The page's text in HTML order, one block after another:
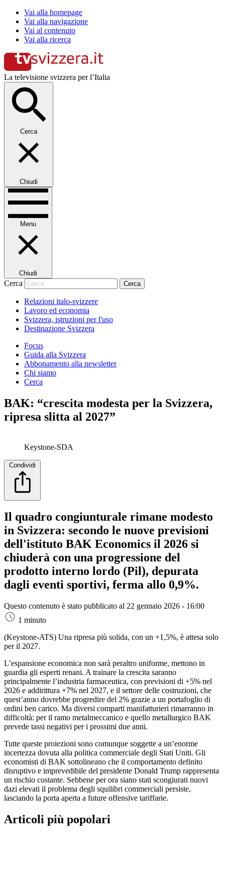
Vai alla homepage
Vai alla navigazione
Vai al contenuto
Vai alla ricerca
La televisione svizzera per l’Italia
Cerca
Chiudi
Menu
Chiudi
Cerca Cerca
Relazioni italo-svizzere
Lavoro ed economia
Svizzera, istruzioni per l'uso
Destinazione Svizzera
Focus
Guida alla Svizzera
Abbonamento alla newsletter
Chi siamo
Cerca
BAK: “crescita modesta per la Svizzera,
ripresa slitta al 2027”
Keystone-SDA
Condividi
Il quadro congiunturale rimane modesto
in Svizzera: secondo le nuove previsioni
dell'istituto BAK Economics il 2026 si
chiuderà con una progressione del
prodotto interno lordo (Pil), depurata
dagli eventi sportivi, ferma allo 0,9%.
Questo contenuto è stato pubblicato al 22 gennaio 2026 - 16:00
1 minuto
(Keystone-ATS) Una ripresa più solida, con un +1,5%, è attesa solo
per il 2027.
L’espansione economica non sarà peraltro uniforme, mettono in
guardia gli esperti renani. A trainare la crescita saranno
principalmente l’industria farmaceutica, con previsioni di +5% nel
2026 e addirittura +7% nel 2027, e il settore delle costruzioni, che
quest’anno dovrebbe progredire del 2% grazie a un portafoglio di
ordini ben carico. Ma diversi comparti manifatturieri rimarranno in
difficoltà: per il ramo metalmeccanico e quello metallurgico BAK
prevede tassi negativi per i prossimi due anni.
Tutte queste proiezioni sono comunque soggette a un’enorme
incertezza dovuta alla politica commerciale degli Stati Uniti. Gli
economisti di BAK sottolineano che il comportamento definito
disruptivo e imprevedibile del presidente Donald Trump rappresenta
un rischio costante. Sebbene per ora siano stati scongiurati nuovi
dazi elevati il problema degli squilibri commerciali persiste,
lasciando la porta aperta a future offensive tariffarie.
Articoli più popolari